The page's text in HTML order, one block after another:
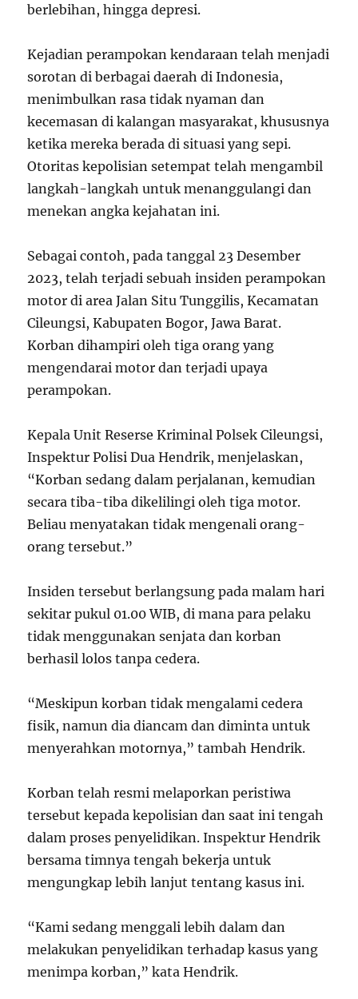
berlebihan, hingga depresi.
Kejadian perampokan kendaraan telah menjadi
sorotan di berbagai daerah di Indonesia,
menimbulkan rasa tidak nyaman dan
kecemasan di kalangan masyarakat, khususnya
ketika mereka berada di situasi yang sepi.
Otoritas kepolisian setempat telah mengambil
langkah-langkah untuk menanggulangi dan
menekan angka kejahatan ini.
Sebagai contoh, pada tanggal 23 Desember
2023, telah terjadi sebuah insiden perampokan
motor di area Jalan Situ Tunggilis, Kecamatan
Cileungsi, Kabupaten Bogor, Jawa Barat.
Korban dihampiri oleh tiga orang yang
mengendarai motor dan terjadi upaya
perampokan.
Kepala Unit Reserse Kriminal Polsek Cileungsi,
Inspektur Polisi Dua Hendrik, menjelaskan,
“Korban sedang dalam perjalanan, kemudian
secara tiba-tiba dikelilingi oleh tiga motor.
Beliau menyatakan tidak mengenali orang-
orang tersebut.”
Insiden tersebut berlangsung pada malam hari
sekitar pukul 01.00 WIB, di mana para pelaku
tidak menggunakan senjata dan korban
berhasil lolos tanpa cedera.
“Meskipun korban tidak mengalami cedera
fisik, namun dia diancam dan diminta untuk
menyerahkan motornya,” tambah Hendrik.
Korban telah resmi melaporkan peristiwa
tersebut kepada kepolisian dan saat ini tengah
dalam proses penyelidikan. Inspektur Hendrik
bersama timnya tengah bekerja untuk
mengungkap lebih lanjut tentang kasus ini.
“Kami sedang menggali lebih dalam dan
melakukan penyelidikan terhadap kasus yang
menimpa korban,” kata Hendrik.